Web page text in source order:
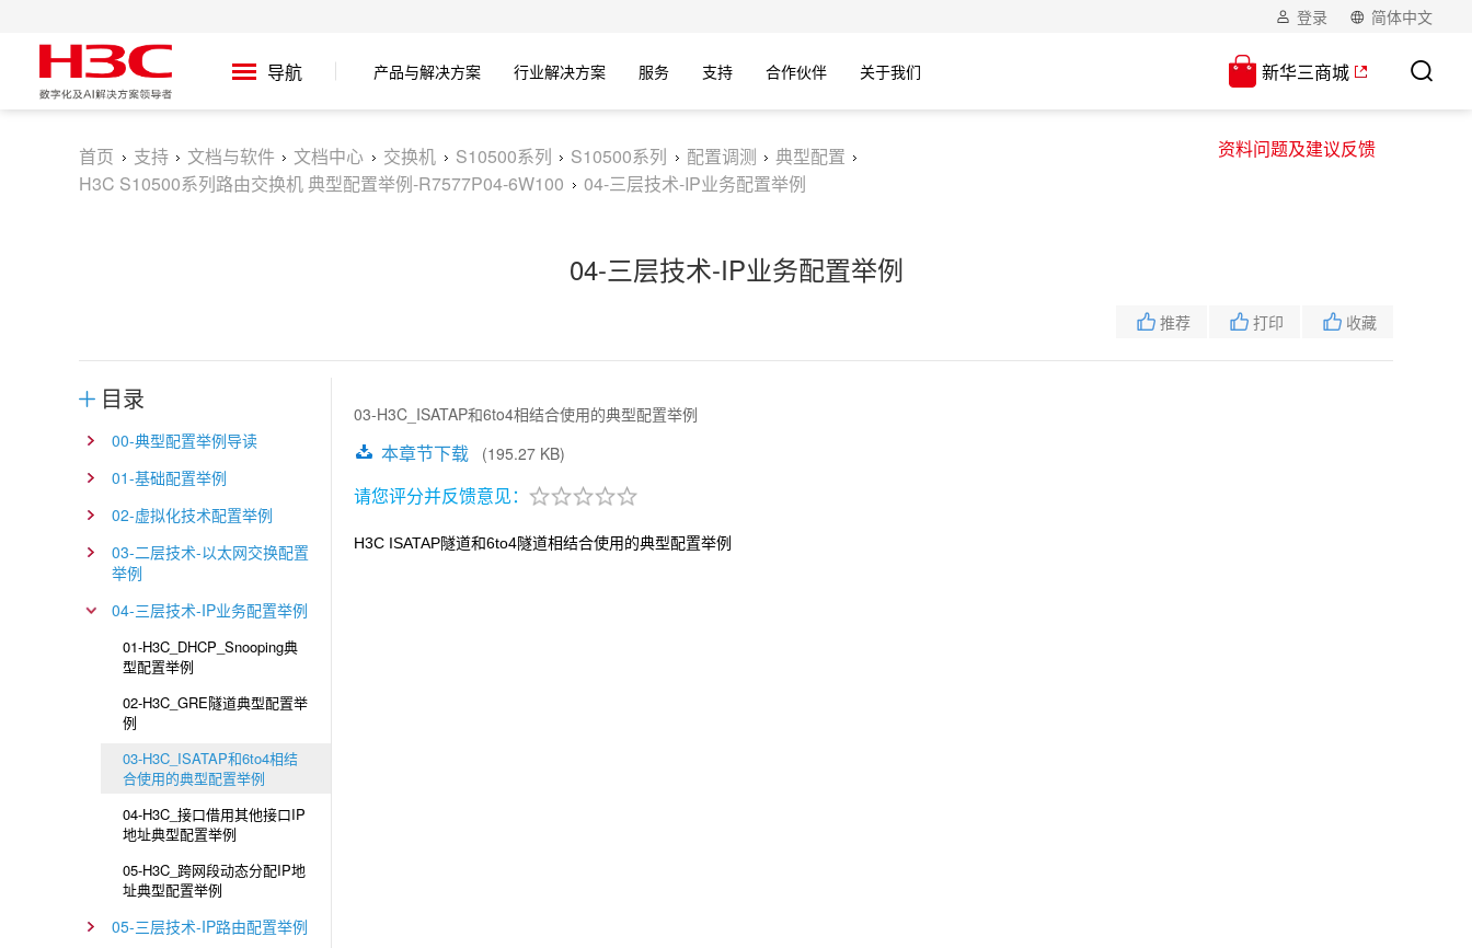
登录 简体中文
导航 产品与解决方案 行业解决方案 服务 支持 合作伙伴 关于我们 新华三商城
资料问题及建议反馈
首页 支持 文档与软件 文档中心 交换机 S10500系列 S10500系列 配置调测
典型配置
H3C S10500系列路由交换机 典型配置举例-R7577P04-6W100
04-三层技术-IP业务配置举例
04-三层技术-IP业务配置举例
收藏
打印
推荐
目录
00-典型配置举例导读
01-基础配置举例
02-虚拟化技术配置举例
03-二层技术-以太网交换配置
举例
04-三层技术-IP业务配置举例
01-H3C_DHCP_Snooping典
型配置举例
02-H3C_GRE隧道典型配置举
例
03-H3C_ISATAP和6to4相结
合使用的典型配置举例
04-H3C_接口借用其他接口IP
地址典型配置举例
05-H3C_跨网段动态分配IP地
址典型配置举例
05-三层技术-IP路由配置举例
03-H3C_ISATAP和6to4相结合使用的典型配置举例
本章节下载 (195.27 KB)
请您评分并反馈意见：
H3C ISATAP隧道和6to4隧道相结合使用的典型配置举例